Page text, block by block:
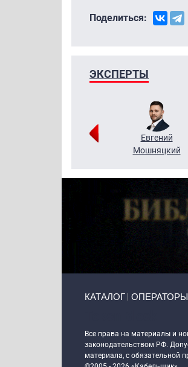
Поделиться:
ЭКСПЕРТЫ
Евгений
Мошняцкий
КАТАЛОГ ОПЕРАТОРЫ
Все права на материалы и
законодательством РФ.
материала, с обязательной